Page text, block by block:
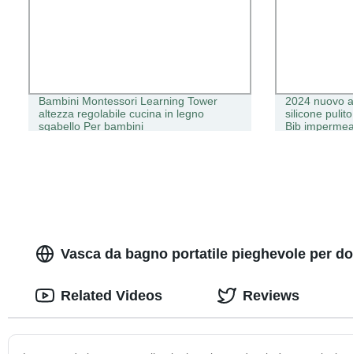
Bambini Montessori Learning Tower
altezza regolabile cucina in legno
sgabello Per bambini
2024 nuovo
silicone
Bib
Vasca da bagno portatile pieghevole per
Related Videos Reviews